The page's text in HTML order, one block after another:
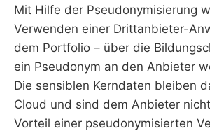
Mit Hilfe der Pseudonymisierung
Verwenden einer Drittanbieter-
dem Portfolio – über die
ein Pseudonym an den Anbieter
Die sensiblen Kerndaten bleiben
Cloud und sind dem Anbieter
Vorteil einer pseudonymisierten